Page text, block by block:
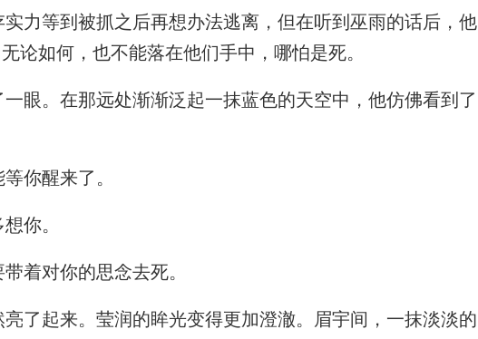
力等到被抓之后再想办法逃离，但在听到巫雨的话后，他
论如何，也不能落在他们手中，哪怕是死。
眼。在那远处渐渐泛起一抹蓝色的天空中，他仿佛看到了
你醒来了。
你。
着对你的思念去死。
了起来。莹润的眸光变得更加澄澈。眉宇间，一抹淡淡的